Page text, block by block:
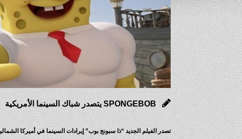
SPONGEBOB يتصدر شباك السينما الأمريكية
تصدر الفيلم الجديد “ذا سبونج بوب” إيرادات السينما في أميركا الشمالية خلال الأيام